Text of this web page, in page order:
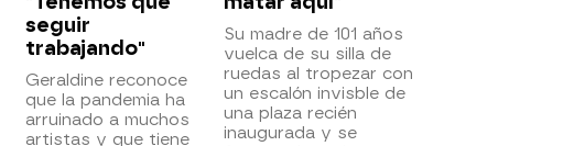
seguir
trabajando"
Geraldine reconoce
que la pandemia ha
arruinado a muchos
artistas y que tiene
Su madre de 101 años
vuelca de su silla de
ruedas al tropezar con
un escalón invisble de
una plaza recién
inaugurada y se